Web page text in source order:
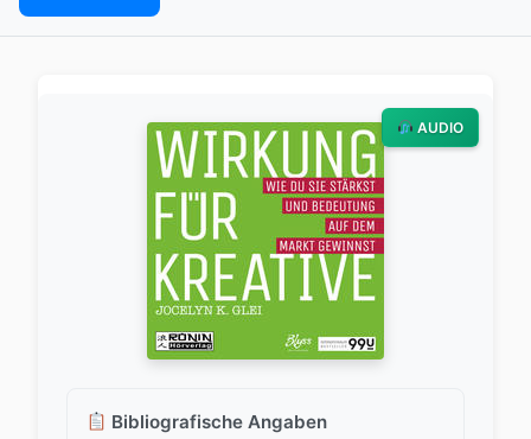
Bibliografische Angaben
AUDIO